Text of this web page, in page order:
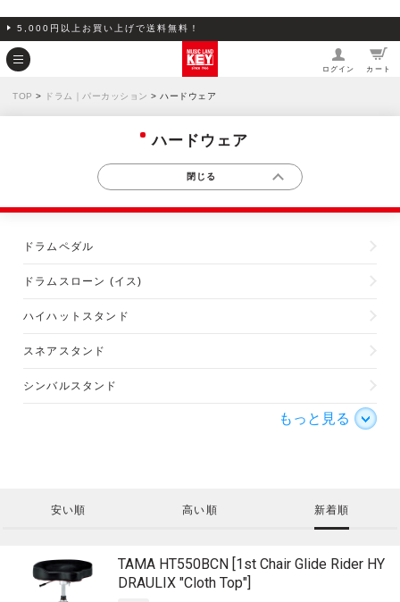
5,000円以上お買い上げで送料無料！
ログイン カート
TOP > ドラム｜パーカッション > ハードウェア
ハードウェア
ドラムペダル
ドラムスローン (イス)
ハイハットスタンド
スネアスタンド
シンバルスタンド
もっと見る
安い順 高い順 新着順
TAMA HT550BCN [1st Chair Glide Rider HY
DRAULIX "Cloth Top"]